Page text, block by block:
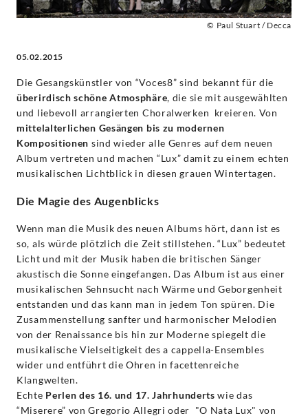
Classics
© Paul Stuart / Decca
05.02.2015
Die Gesangskünstler von “Voces8” sind bekannt für die
überirdisch schöne Atmosphäre, die sie mit ausgewählten
und liebevoll arrangierten Choralwerken kreieren. Von
mittelalterlichen Gesängen bis zu modernen
Kompositionen sind wieder alle Genres auf dem neuen
Album vertreten und machen “Lux” damit zu einem echten
musikalischen Lichtblick in diesen grauen Wintertagen.
Die Magie des Augenblicks
Wenn man die Musik des neuen Albums hört, dann ist es
so, als würde plötzlich die Zeit stillstehen. “Lux” bedeutet
Licht und mit der Musik haben die britischen Sänger
akustisch die Sonne eingefangen. Das Album ist aus einer
musikalischen Sehnsucht nach Wärme und Geborgenheit
entstanden und das kann man in jedem Ton spüren. Die
Zusammenstellung sanfter und harmonischer Melodien
von der Renaissance bis hin zur Moderne spiegelt die
musikalische Vielseitigkeit des a cappella-Ensembles
wider und entführt die Ohren in facettenreiche
Klangwelten.
Echte Perlen des 16. und 17. Jahrhunderts wie das
“Miserere” von Gregorio Allegri oder "O Nata Lux" von